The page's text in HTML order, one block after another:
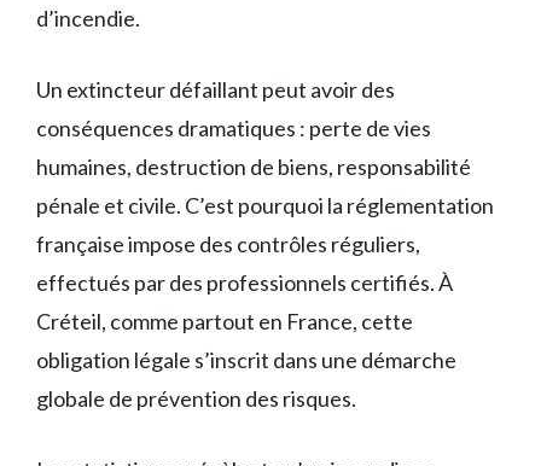
d’incendie.
Un extincteur défaillant peut avoir des
conséquences dramatiques : perte de vies
humaines, destruction de biens, responsabilité
pénale et civile. C’est pourquoi la réglementation
française impose des contrôles réguliers,
effectués par des professionnels certifiés. À
Créteil, comme partout en France, cette
obligation légale s’inscrit dans une démarche
globale de prévention des risques.